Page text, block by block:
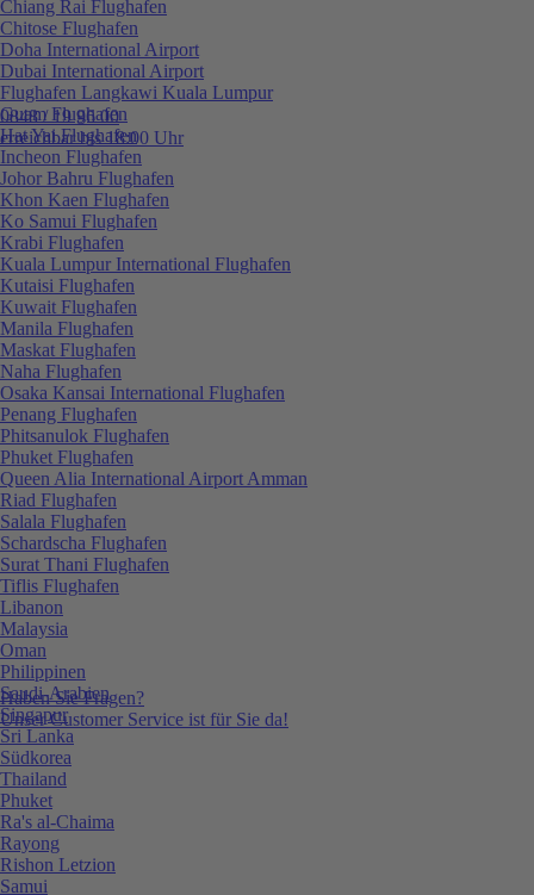
0848 / 19 96 00
erreichbar bis 18:00 Uhr
Haben Sie Fragen?
Unser Customer Service ist für Sie da!
Chiang Rai Flughafen
Chitose Flughafen
Doha International Airport
Dubai International Airport
Flughafen Langkawi Kuala Lumpur
Guam Flughafen
Hat Yai Flughafen
Incheon Flughafen
Johor Bahru Flughafen
Khon Kaen Flughafen
Ko Samui Flughafen
Krabi Flughafen
Kuala Lumpur International Flughafen
Kutaisi Flughafen
Kuwait Flughafen
Manila Flughafen
Maskat Flughafen
Naha Flughafen
Osaka Kansai International Flughafen
Penang Flughafen
Phitsanulok Flughafen
Phuket Flughafen
Queen Alia International Airport Amman
Riad Flughafen
Salala Flughafen
Schardscha Flughafen
Surat Thani Flughafen
Tiflis Flughafen
Libanon
Malaysia
Oman
Philippinen
Saudi-Arabien
Singapur
Sri Lanka
Südkorea
Thailand
Phuket
Ra's al-Chaima
Rayong
Rishon Letzion
Samui